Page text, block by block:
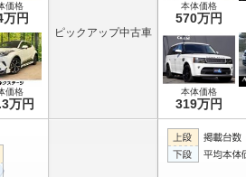
価格
円
価格
万円
ピックアップ中古車
本体価格
570万円
本体価格
319万円